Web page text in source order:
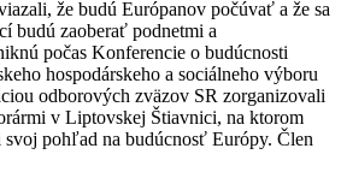
že budú Európanov počúvať a že sa
budú zaoberať podnetmi a
počas Konferencie o budúcnosti
hospodárskeho a sociálneho výboru
odborových zväzov SR zorganizovali
v Liptovskej Štiavnici, na ktorom
svoj pohľad na budúcnosť Európy. Člen